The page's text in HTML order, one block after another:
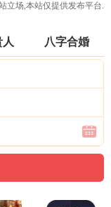
立场,本站仅提供发布平台.
八字合婚